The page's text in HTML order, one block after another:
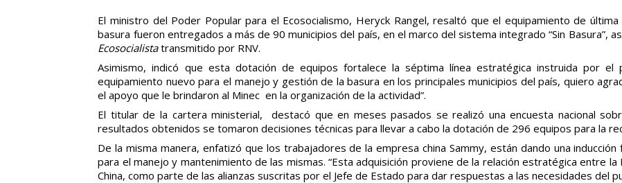
El ministro del Poder Popular para el Ecosocialismo, Heryck Rangel, resaltó que el equipamiento de
basura fueron entregados a más de 90 municipios del país, en el marco del sistema integrado “Sin Basura”,
Ecosocialistatransmitido por RNV.
Asimismo, indicó que esta dotación de equipos fortalece la séptima línea estratégica instruida por el
equipamiento nuevo para el manejo y gestión de la basura en los principales municipios del país, quiero
el apoyo que le brindaron al Minec en la organización de la actividad”.
El titular de la cartera ministerial, destacó que en meses pasados se realizó una encuesta nacional
resultados obtenidos se tomaron decisiones técnicas para llevar a cabo la dotación de 296 equipos para la
De la misma manera, enfatizó que los trabajadores de la empresa china Sammy, están dando una
para el manejo y mantenimiento de las mismas. “Esta adquisición proviene de la relación estratégica entre la
China, como parte de las alianzas suscritas por el Jefe de Estado para dar respuestas a las necesidades del